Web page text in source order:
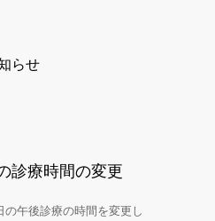
らせ
診療時間の変更
午後診療の時間を変更し